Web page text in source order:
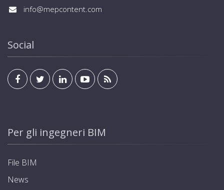
info@mepcontent.com
Social
Per gli ingegneri BIM
File BIM
News